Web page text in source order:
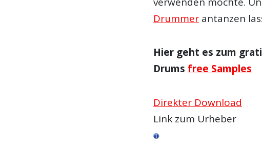
Drummer antanzen
Hier geht es zum
Drums free Samples
Direkter Download
Link zum Urheber